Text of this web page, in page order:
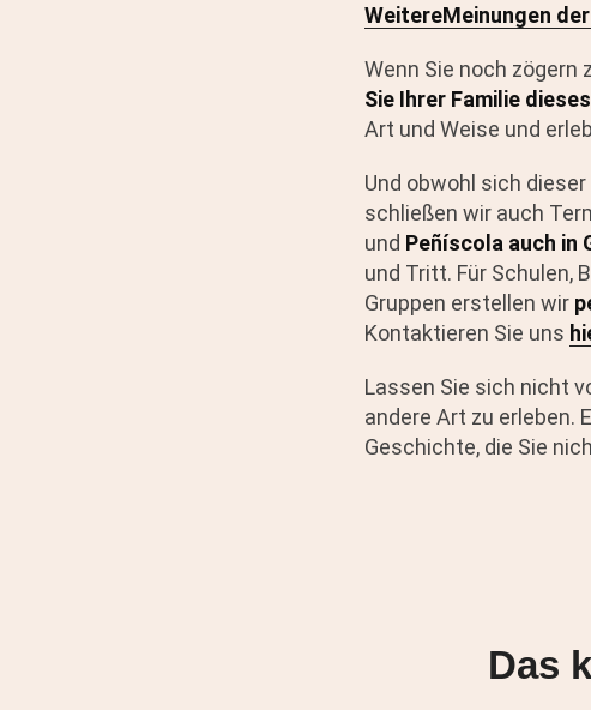
WeitereMeinungen
Wenn Sie noch zögern
Sie Ihrer Familie
Art und Weise und
Und obwohl sich
schließen wir auch
und Peñíscola auch in
und Tritt. Für Schulen,
Gruppen erstellen wir
Kontaktieren Sie uns
Lassen Sie sich nicht
andere Art zu erleben.
Geschichte, die Sie
Das